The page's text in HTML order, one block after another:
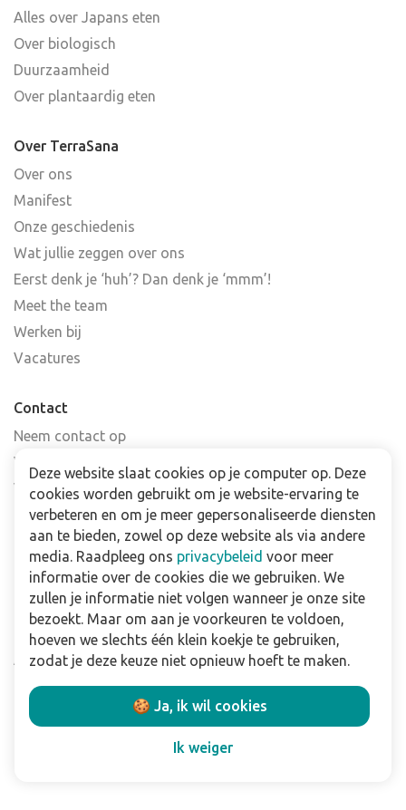
Alles over Japans eten
Over biologisch
Duurzaamheid
Over plantaardig eten
Over TerraSana
Over ons
Manifest
Onze geschiedenis
Wat jullie zeggen over ons
Eerst denk je ‘huh’? Dan denk je ‘mmm’!
Meet the team
Werken bij
Vacatures
Contact
Neem contact op
Veelgestelde vragen
Verkooppunten
Nieuwsbrief
Zakelijk
Downloads
Privacy policy
Algemene & voorwaarden
Disclaimer
Deze website slaat cookies op je computer op. Deze
cookies worden gebruikt om je website-ervaring te
verbeteren en om je meer gepersonaliseerde diensten
aan te bieden, zowel op deze website als via andere
media. Raadpleeg ons privacybeleid voor meer
informatie over de cookies die we gebruiken. We
zullen je informatie niet volgen wanneer je onze site
bezoekt. Maar om aan je voorkeuren te voldoen,
hoeven we slechts één klein koekje te gebruiken,
zodat je deze keuze niet opnieuw hoeft te maken.
🍪 Ja, ik wil cookies
Ik weiger